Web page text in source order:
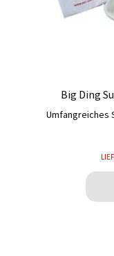
Big Ding
Umfangreiches